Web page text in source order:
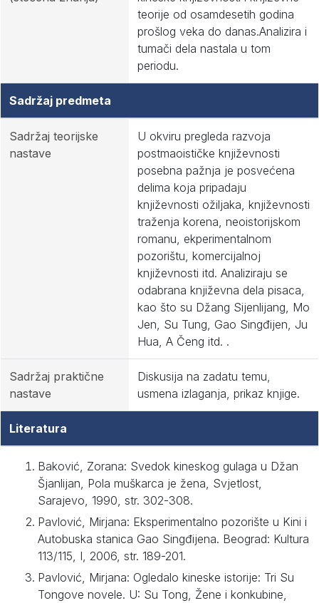
teorije od osamdesetih godina
prošlog veka do danas.Analizira i
tumači dela nastala u tom
periodu.
Sadržaj predmeta
Sadržaj teorijske
nastave
U okviru pregleda razvoja
postmaoističke književnosti
posebna pažnja je posvećena
delima koja pripadaju
književnosti ožiljaka, književnosti
traženja korena, neoistorijskom
romanu, ekperimentalnom
pozorištu, komercijalnoj
književnosti itd. Analiziraju se
odabrana književna dela pisaca,
kao što su Džang Sijenlijang, Mo
Jen, Su Tung, Gao Singđijen, Ju
Hua, A Čeng itd. .
Sadržaj praktične
nastave
Diskusija na zadatu temu,
usmena izlaganja, prikaz knjige.
Literatura
Baković, Zorana: Svedok kineskog gulaga u Džan
Šjanlijan, Pola muškarca je žena, Svjetlost,
Sarajevo, 1990, str. 302-308.
Pavlović, Mirjana: Eksperimentalno pozorište u Kini i
Autobuska stanica Gao Singđijena. Beograd: Kultura
113/115, I, 2006, str. 189-201.
Pavlović, Mirjana: Ogledalo kineske istorije: Tri Su
Tongove novele. U: Su Tong, Žene i konkubine,